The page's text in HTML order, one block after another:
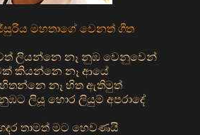
මහතාගේ වෙනත් ගීත
ලියන්නෙ නෑ නුඹ වෙනුවෙන්
කියන්නෙ නෑ ආයේ
නෑ හිත ඇතිමුත්
නුඹට ලියූ හොර ලියුම් අපරාදේ
තාමත් මට හෙවණයි